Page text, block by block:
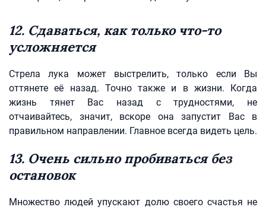
12. Сдаваться, как только что-то
усложняется
Стрела лука может выстрелить, только если Вы
оттянете её назад. Точно также и в жизни. Когда
жизнь тянет Вас назад с трудностями, не
отчаивайтесь, значит, вскоре она запустит Вас в
правильном направлении. Главное всегда видеть цель.
13. Очень сильно пробиваться без
остановок
Множество людей упускают долю своего счастья не